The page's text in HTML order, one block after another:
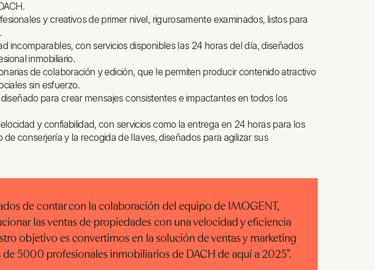
y creativos de primer nivel, rigurosamente examinados, listos para
incomparables, con servicios disponibles las 24 horas del día, diseñados
inmobiliario.
de colaboración y edición, que le permiten producir contenido atractivo
sin esfuerzo.
para crear mensajes consistentes e impactantes en todos los
y confiabilidad, con servicios como la entrega en 24 horas para los
de conserjería y la recogida de llaves, diseñados para agilizar sus
de contar con la colaboración del equipo de IMOGENT,
las ventas de propiedades con una velocidad y eficiencia
objetivo es convertirnos en la solución de ventas y marketing
5000 profesionales inmobiliarios de DACH de aquí a 2025".